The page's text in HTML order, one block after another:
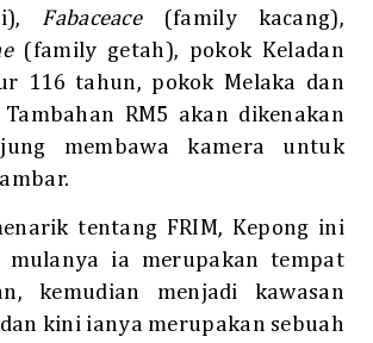
Fabaceace(family kacang),
(family getah), pokok Keladan
116 tahun, pokok Melaka dan
RM5 akan dikenakan
membawa kamera untuk
tentang FRIM, Kepong ini
mulanya ia merupakan tempat
kemudian menjadi kawasan
kini ianya merupakan sebuah